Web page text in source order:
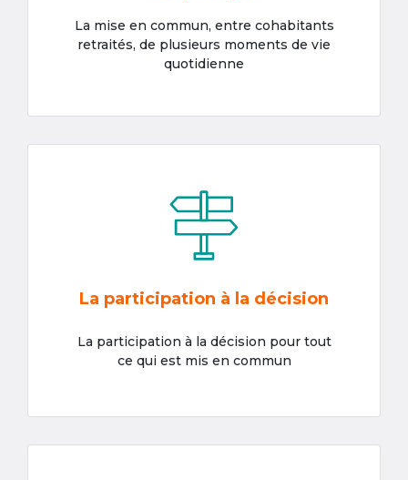
La mise en commun, entre cohabitants
retraités, de plusieurs moments de vie
quotidienne
La participation à la décision
La participation à la décision pour tout
ce qui est mis en commun